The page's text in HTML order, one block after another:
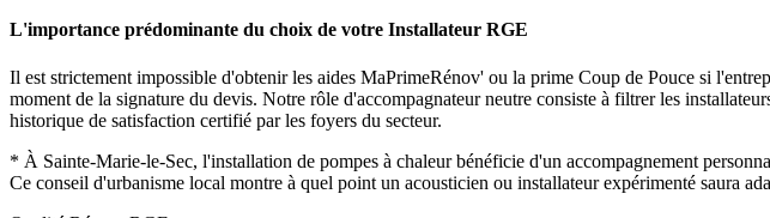
L'importance prédominante du choix de votre Installateur RGE
Il est strictement impossible d'obtenir les aides MaPrimeRénov' ou la prime Coup de Pouce si
moment de la signature du devis. Notre rôle d'accompagnateur neutre consiste à filtrer les
historique de satisfaction certifié par les foyers du secteur.
* À Sainte-Marie-le-Sec, l'installation de pompes à chaleur bénéficie d'un accompagnement
Ce conseil d'urbanisme local montre à quel point un acousticien ou installateur expérimenté saura